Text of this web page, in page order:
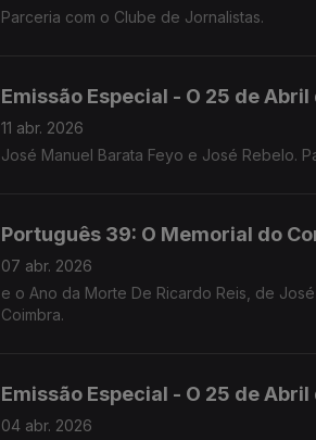
Parceria com o Clube de Jornalistas.
Emissão Especial - O 25 de Abril
11 abr. 2026
José Manuel Barata Feyo e José Rebelo.
Português 39: O Memorial do
07 abr. 2026
e o Ano da Morte De Ricardo Reis, de
Coimbra.
Emissão Especial - O 25 de
04 abr. 2026